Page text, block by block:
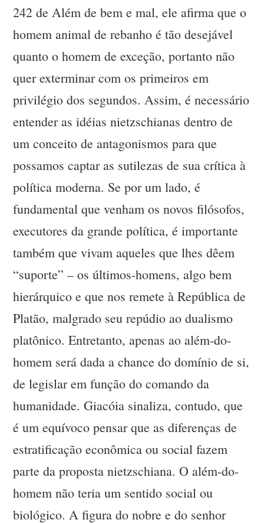
242 de Além de bem e mal, ele afirma que o
homem animal de rebanho é tão desejável
quanto o homem de exceção, portanto não
quer exterminar com os primeiros em
privilégio dos segundos. Assim, é necessário
entender as idéias nietzschianas dentro de
um conceito de antagonismos para que
possamos captar as sutilezas de sua crítica à
política moderna. Se por um lado, é
fundamental que venham os novos filósofos,
executores da grande política, é importante
também que vivam aqueles que lhes dêem
“suporte” – os últimos-homens, algo bem
hierárquico e que nos remete à República de
Platão, malgrado seu repúdio ao dualismo
platônico. Entretanto, apenas ao além-do-
homem será dada a chance do domínio de si,
de legislar em função do comando da
humanidade. Giacóia sinaliza, contudo, que
é um equívoco pensar que as diferenças de
estratificação econômica ou social fazem
parte da proposta nietzschiana. O além-do-
homem não teria um sentido social ou
biológico. A figura do nobre e do senhor